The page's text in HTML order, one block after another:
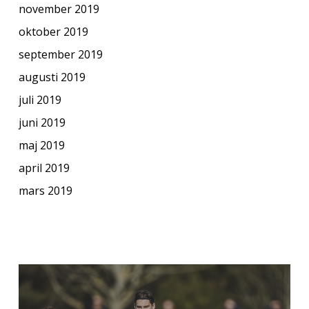
november 2019
oktober 2019
september 2019
augusti 2019
juli 2019
juni 2019
maj 2019
april 2019
mars 2019